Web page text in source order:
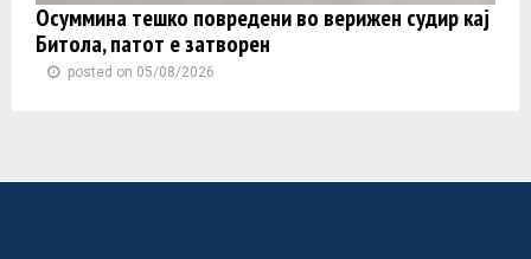
Осуммина тешко повредени во верижен судир кај
Битола, патот е затворен
posted on 05/08/2026